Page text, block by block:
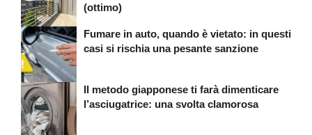
(ottimo)
Fumare in auto, quando è vietato: in questi
casi si rischia una pesante sanzione
Il metodo giapponese ti farà dimenticare
l’asciugatrice: una svolta clamorosa